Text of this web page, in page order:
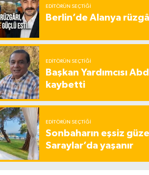
EDITÖRÜN SEÇTIĞI
Berlin’de Alanya
EDITÖRÜN SEÇTIĞI
Başkan Yardımcısı
kaybetti
EDITÖRÜN SEÇTIĞI
Sonbaharın eşsiz
Saraylar’da yaşanır